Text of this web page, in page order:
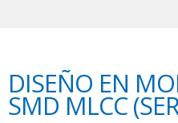
DISEÑO EN
SMD MLCC